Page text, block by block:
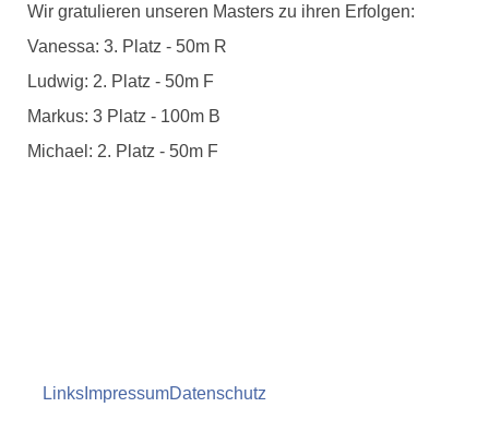
Wir gratulieren unseren Masters zu ihren Erfolgen:
Vanessa: 3. Platz - 50m R
Ludwig: 2. Platz - 50m F
Markus: 3 Platz - 100m B
Michael: 2. Platz - 50m F
Links ImpressumDatenschutz